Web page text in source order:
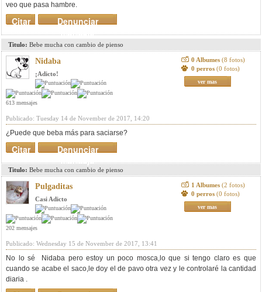
veo que pasa hambre.
Denunciar
mensaje
Citar
Titulo: Bebe mucha con cambio de pienso
Nidaba
¡Adicto!
613 mensajes
0 Albumes (8 fotos)
0 perros (0 fotos)
ver mas
Publicado: Tuesday 14 de November de 2017, 14:20
¿Puede que beba más para saciarse?
Denunciar
mensaje
Citar
Titulo: Bebe mucha con cambio de pienso
Pulgaditas
Casi Adicto
202 mensajes
1 Albumes (2 fotos)
0 perros (0 fotos)
ver mas
Publicado: Wednesday 15 de November de 2017, 13:41
No lo sé Nidaba pero estoy un poco mosca,lo que si tengo claro es que
cuando se acabe el saco,le doy el de pavo otra vez y le controlaré la cantidad
diaria .